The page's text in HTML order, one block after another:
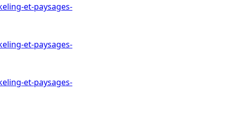
et-paysages-
et-paysages-
et-paysages-